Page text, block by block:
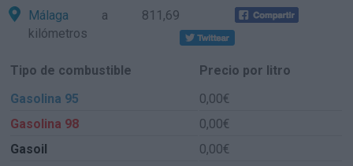
Málaga a 811,69
kilómetros
Tipo de combustible
Precio por litro
Gasolina 95
0,00€
Gasolina 98
0,00€
Gasoil
0,00€